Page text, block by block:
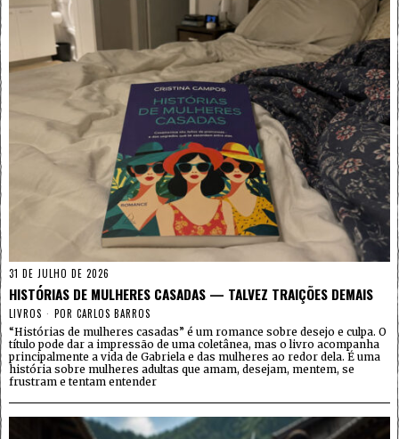
31 DE JULHO DE 2026
HISTÓRIAS DE MULHERES CASADAS — TALVEZ TRAIÇÕES DEMAIS
LIVROS POR CARLOS BARROS
“Histórias de mulheres casadas” é um romance sobre desejo e culpa. O
título pode dar a impressão de uma coletânea, mas o livro acompanha
principalmente a vida de Gabriela e das mulheres ao redor dela. É uma
história sobre mulheres adultas que amam, desejam, mentem, se
frustram e tentam entender